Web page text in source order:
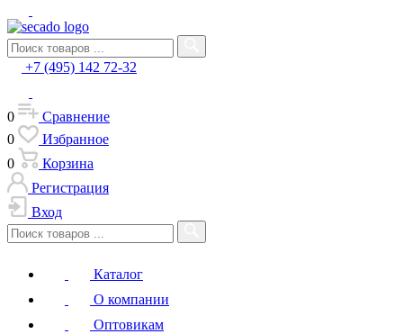
+7 (495) 142 72-32
0
Сравнение
0
Избранное
0
Корзина
Регистрация
Вход
Каталог
О компании
Оптовикам